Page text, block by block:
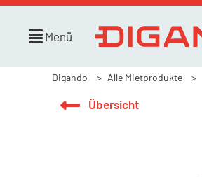
Menü
Digando Alle Mietprodukte
Übersicht